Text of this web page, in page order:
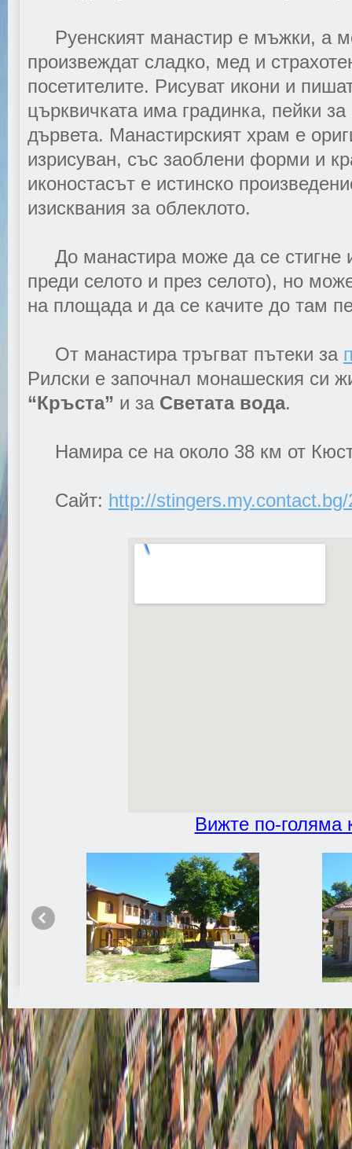
Руенският манастир е мъжки, а
произвеждат сладко, мед и
посетителите. Рисуват икони и
църквичката има градинка, пейки
дървета. Манастирският храм е
изрисуван, със заоблени форми и
иконостасът е истинско
изисквания за облеклото.
До манастира може да се стигне
преди селото и през селото), но
на площада и да се качите до там
От манастира тръгват пътеки за
Рилски е започнал монашеския си
“Кръста” и за Светата вода.
Намира се на около 38 км от
Сайт: http://
Вижте по-голяма